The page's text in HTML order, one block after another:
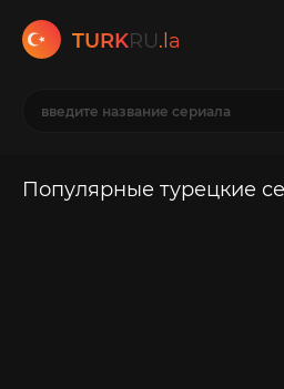
TURKRU.la
Популярные турецкие